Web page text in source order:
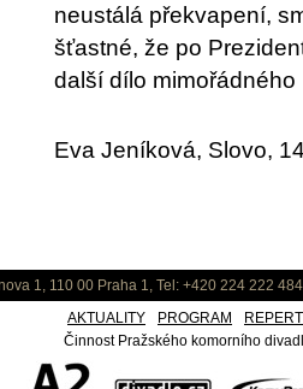
neustálá překvapení,
šťastné, že po
další dílo
Eva Jeníková, Slovo,
1, 110 00 Praha 1, Tel: +420 224 222
AKTUALITY
PROGRAM
Činnost Pražského komorního